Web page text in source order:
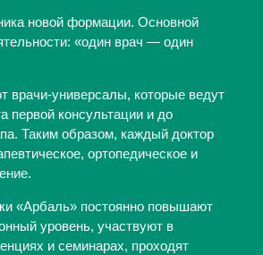
новой формации. Основной
«один врач — один
врачи-универсалы, которые ведут
первой консультации и до
Таким образом, каждый доктор
ортопедическое и
«Арбаль» постоянно повышают
уровень, участвуют в
и семинарах, проходят